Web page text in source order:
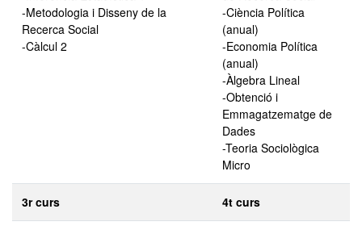
-Metodologia i Disseny de la
Recerca Social
-Càlcul 2
-Ciència Política
(anual)
-Economia Política
(anual)
-Àlgebra Lineal
-Obtenció i
Emmagatzematge de
Dades
-Teoria Sociològica
Micro
3r curs 4t curs